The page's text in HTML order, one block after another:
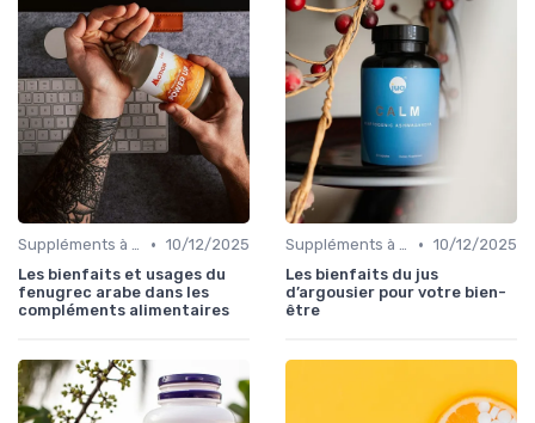
Suppléments à base de plantes • 10/12/2025
Les bienfaits et usages du
fenugrec arabe dans les
compléments alimentaires
Suppléments à base de plantes • 10/12/2025
Les bienfaits du jus
d’argousier pour votre bien-
être